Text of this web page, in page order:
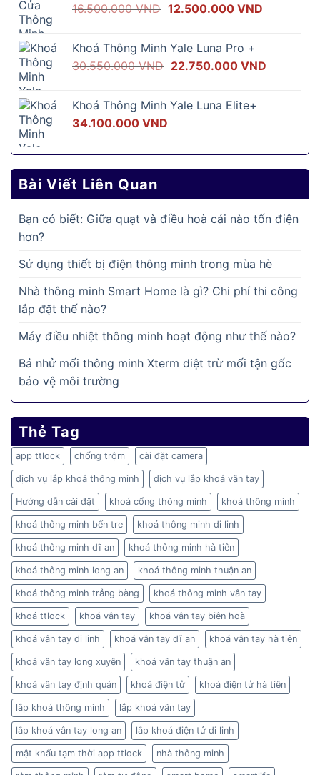
4.350.000
16.500.000VND Giá
16.500.000 VND.
12.500.000 VNDGiá
Khoá Thông Minh Yale Luna Pro +
30.550.000VND Giá
30.550.000 VND.
22.750.000 VNDGiá
Khoá Thông Minh Yale Luna Elite+
34.100.000 VND
Bài Viết Liên Quan
Bạn có biết: Giữa quạt và điều hoà cái nào tốn điện
hơn?
Sử dụng thiết bị điện thông minh trong mùa hè
Nhà thông minh Smart Home là gì? Chi phí thi công
lắp đặt thế nào?
Máy điều nhiệt thông minh hoạt động như thế nào?
Bả nhử mối thông minh Xterm diệt trừ mối tận gốc
bảo vệ môi trường
Thẻ Tag
app ttlock chống trộm cài đặt camera
dịch vụ lắp khoá thông minh dịch vụ lắp khoá vân tay
Hướng dẫn cài đặt khoá cổng thông minh khoá thông minh
khoá thông minh bến tre khoá thông minh di linh
khoá thông minh dĩ an khoá thông minh hà tiên
khoá thông minh long an khoá thông minh thuận an
khoá thông minh trảng bàng khoá thông minh vân tay
khoá ttlock khoá vân tay khoá vân tay biên hoà
khoá vân tay di linh khoá vân tay dĩ an khoá vân tay hà tiên
khoá vân tay long xuyên khoá vân tay thuận an
khoá vân tay định quán khoá điện tử khoá điện tử hà tiên
lắp khoá thông minh lắp khoá vân tay
lắp khoá vân tay long an lắp khoá điện tử di linh
mật khẩu tạm thời app ttlock nhà thông minh